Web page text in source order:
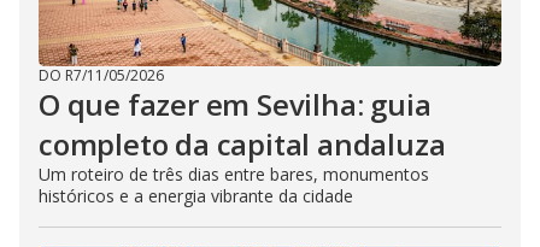
DO R7/11/05/2026
O que fazer em Sevilha: guia
completo da capital andaluza
Um roteiro de três dias entre bares, monumentos
históricos e a energia vibrante da cidade